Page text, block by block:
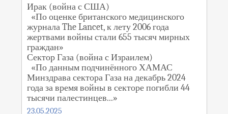
Ирак (война с США)
«По оценке британского медицинского
журнала The Lancet, к лету 2006 года
жертвами войны стали 655 тысяч мирных
граждан»
Сектор Газа (война с Израилем)
«По данным подчинённого ХАМАС
Минздрава сектора Газа на декабрь 2024
года за время войны в секторе погибли 44
тысячи палестинцев...»
23.05.2025